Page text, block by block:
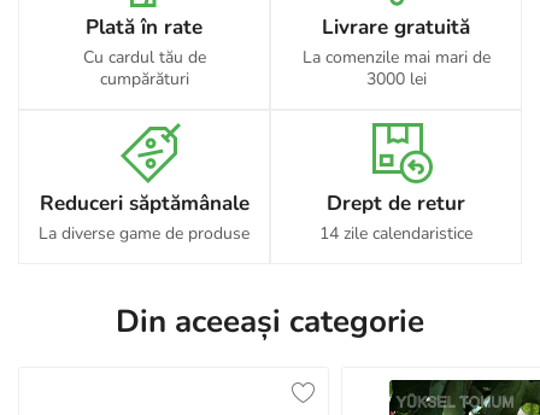
Plată în rate
Cu cardul tău de
cumpărături
Livrare gratuită
La comenzile mai mari de
3000 lei
Reduceri săptămânale
La diverse game de produse
Drept de retur
14 zile calendaristice
Din aceeași categorie